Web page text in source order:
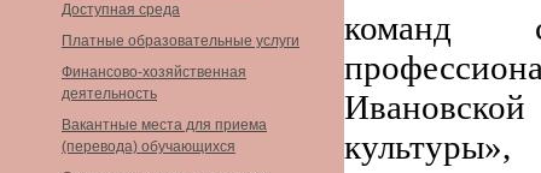
Доступная среда
Платные образовательные услуги
Финансово-хозяйственная
деятельность
Вакантные места для приема
(перевода) обучающихся
команд